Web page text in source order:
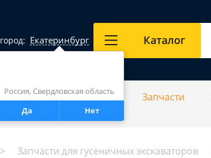
Екатеринбург
Россия, Свердловская область
Да
Нет
Каталог
Ремонт спецтехники Запчасти
Запчасти для гусеничных экскаваторов